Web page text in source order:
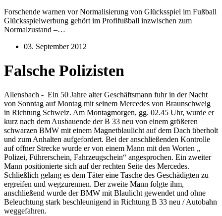
Forschende warnen vor Normalisierung von Glücksspiel im Fußball
Glücksspielwerbung gehört im Profifußball inzwischen zum
Normalzustand –…
03. September 2012
Falsche Polizisten
Allensbach - Ein 50 Jahre alter Geschäftsmann fuhr in der Nacht
von Sonntag auf Montag mit seinem Mercedes von Braunschweig
in Richtung Schweiz. Am Montagmorgen, gg. 02.45 Uhr, wurde er
kurz nach dem Ausbauende der B 33 neu von einem größeren
schwarzen BMW mit einem Magnetblaulicht auf dem Dach überholt
und zum Anhalten aufgefordert. Bei der anschließenden Kontrolle
auf offner Strecke wurde er von einem Mann mit den Worten „
Polizei, Führerschein, Fahrzeugschein“ angesprochen. Ein zweiter
Mann positionierte sich auf der rechten Seite des Mercedes.
Schließlich gelang es dem Täter eine Tasche des Geschädigten zu
ergreifen und wegzurennen. Der zweite Mann folgte ihm,
anschließend wurde der BMW mit Blaulicht gewendet und ohne
Beleuchtung stark beschleunigend in Richtung B 33 neu / Autobahn
weggefahren.